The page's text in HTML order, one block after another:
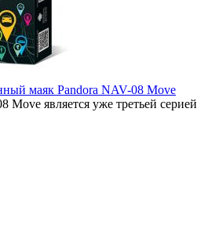
маяк Pandora NAV-08 Move
Move является уже третьей серией